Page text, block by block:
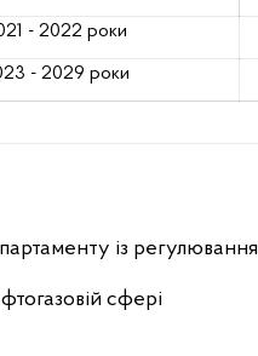
- 2022 роки
- 2029 роки
із регулювання
сфері